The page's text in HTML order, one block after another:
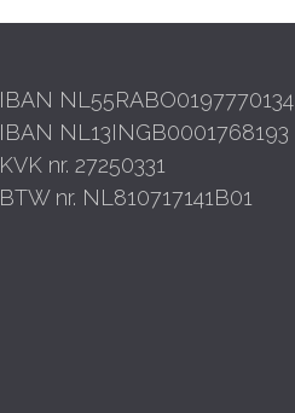
IBAN NL55RABO0197770134
IBAN NL13INGB0001768193
KVK nr. 27250331
BTW nr. NL810717141B01